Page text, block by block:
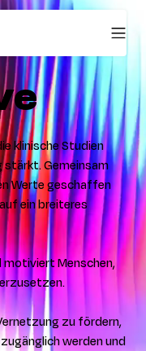
klinische Studien
stärkt. Gemeinsam
Werte geschaffen
ein breiteres
motiviert Menschen,
zu fördern,
werden und